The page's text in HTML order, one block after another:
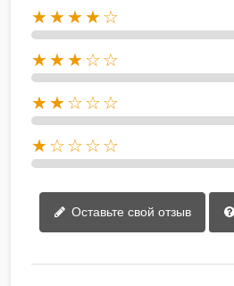
★★★★☆
★★★☆☆
★★☆☆☆
★☆☆☆☆
Оставьте свой отзыв